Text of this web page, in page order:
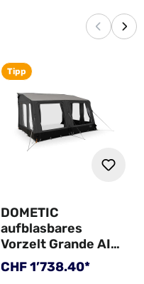
Vorherige
Tipp
DOMETIC
aufblasbares
Vorzelt Grande AIR
Stay 390S,
390x300 cm,
Regulärer Preis:
CHF 1’738.40*